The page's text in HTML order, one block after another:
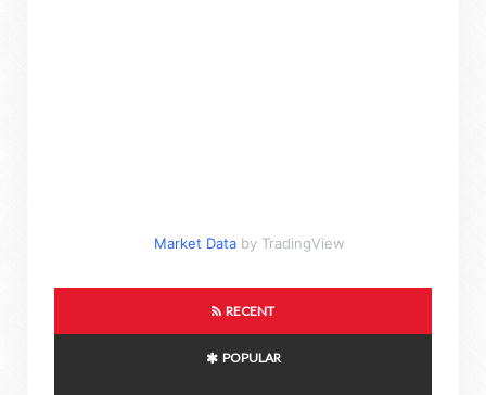
Market Data by TradingView
RECENT
POPULAR